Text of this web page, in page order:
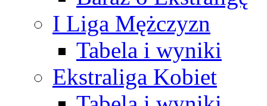
I Liga Mężczyzn
Tabela i wyniki
Ekstraliga Kobiet